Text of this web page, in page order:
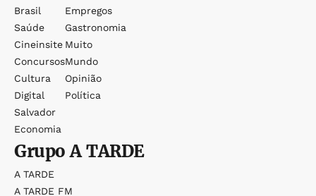
Brasil
Saúde
Cineinsite
Concursos
Cultura
Digital
Salvador
Economia
Empregos
Gastronomia
Muito
Mundo
Opinião
Política
GrupoA TARDE
A TARDE
A TARDE FM